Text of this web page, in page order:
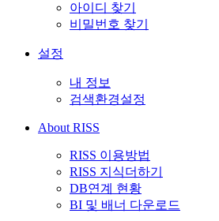
아이디 찾기
비밀번호 찾기
설정
내 정보
검색환경설정
About RISS
RISS 이용방법
RISS 지식더하기
DB연계 현황
BI 및 배너 다운로드